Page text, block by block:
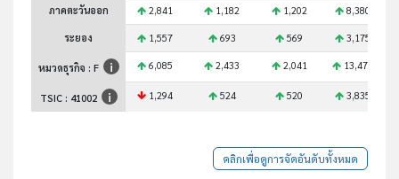
ภาคตะวันออก 2,841 1,182 1,202 8,380
ระยอง 1,557 693 569 3,175
หมวดธุรกิจ : F 6,085 2,433 2,041 13,475
TSIC : 41002 1,294 524 520 3,835
คลิกเพื่อดูการจัดอันดับทั้งหมด